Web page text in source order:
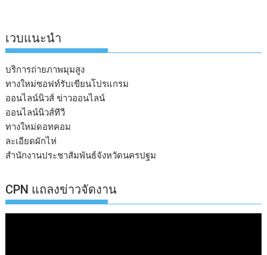
เวบแนะนำ
บริการถ่ายภาพมุมสูง
ทางใหม่ซอฟท์รับเขียนโปรแกรม
ออนไลน์นิวส์ ข่าวออนไลน์
ออนไลน์นิวส์ทีวี
ทางใหม่ดอทคอม
ละเอียดผักไห่
สำนักงานประชาสัมพันธ์จังหวัดนครปฐม
CPN แถลงข่าวจัดงาน